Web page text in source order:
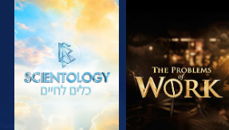
בדוק את הסדרה בדוק את הסדרה